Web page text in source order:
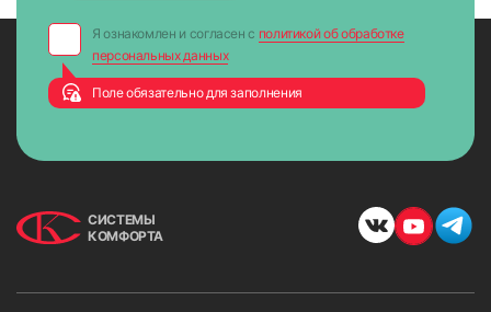
Я ознакомлен и согласен с политикой об обработке
персональных данных
Поле обязательно для заполнения
СИСТЕМЫ
КОМФОРТА